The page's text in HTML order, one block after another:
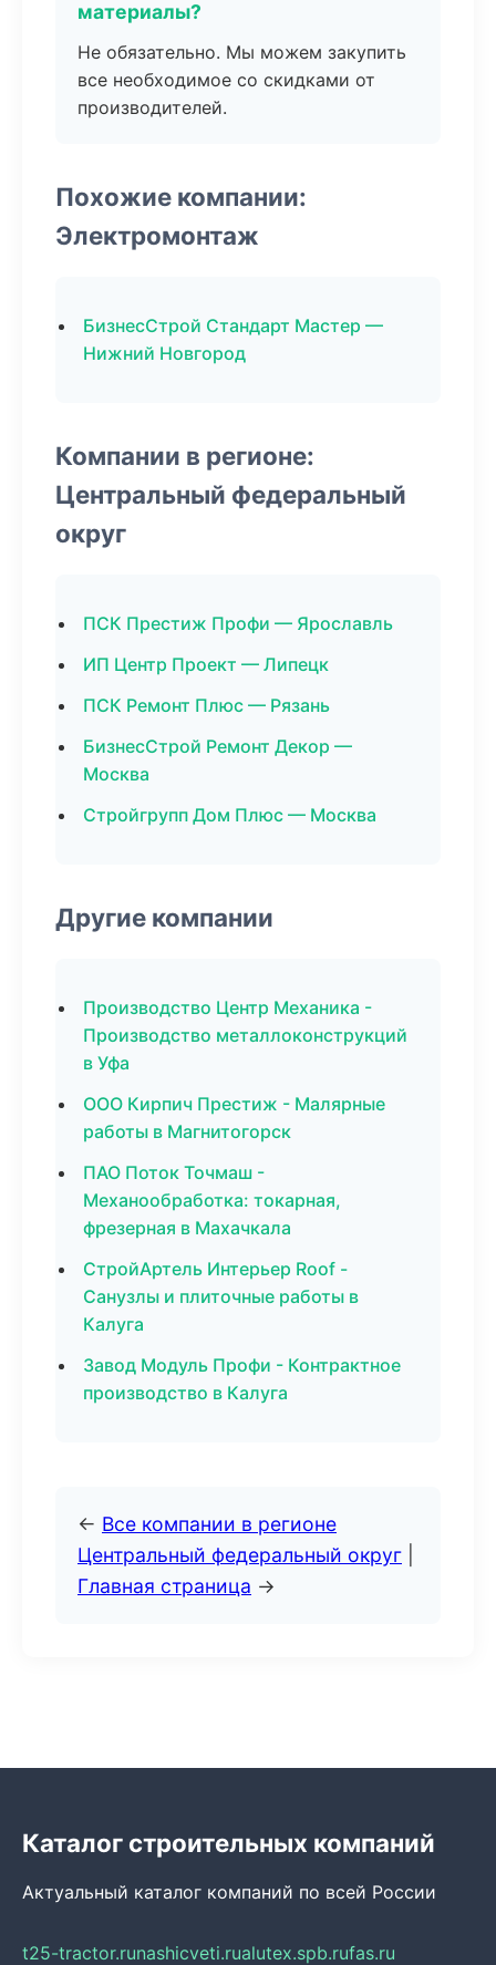
материалы?
Не обязательно. Мы можем закупить
все необходимое со скидками от
производителей.
Похожие компании:
Электромонтаж
БизнесСтрой Стандарт Мастер —
Нижний Новгород
Компании в регионе:
Центральный федеральный
округ
ПСК Престиж Профи — Ярославль
ИП Центр Проект — Липецк
ПСК Ремонт Плюс — Рязань
БизнесСтрой Ремонт Декор —
Москва
Стройгрупп Дом Плюс — Москва
Другие компании
Производство Центр Механика -
Производство металлоконструкций
в Уфа
ООО Кирпич Престиж - Малярные
работы в Магнитогорск
ПАО Поток Точмаш -
Механообработка: токарная,
фрезерная в Махачкала
СтройАртель Интерьер Roof -
Санузлы и плиточные работы в
Калуга
Завод Модуль Профи - Контрактное
производство в Калуга
← Все компании в регионе
Центральный федеральный округ
Главная страница →
Каталог строительных компаний
Актуальный каталог компаний по всей России
t25-tractor.runashicveti.rualutex.spb.rufas.ru